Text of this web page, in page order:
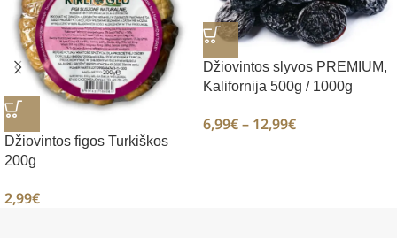
Džiovintos figos Turkiškos
200g
2,99€
Džiovintos slyvos PREMIUM,
Kalifornija 500g / 1000g
6,99€– 12,99€